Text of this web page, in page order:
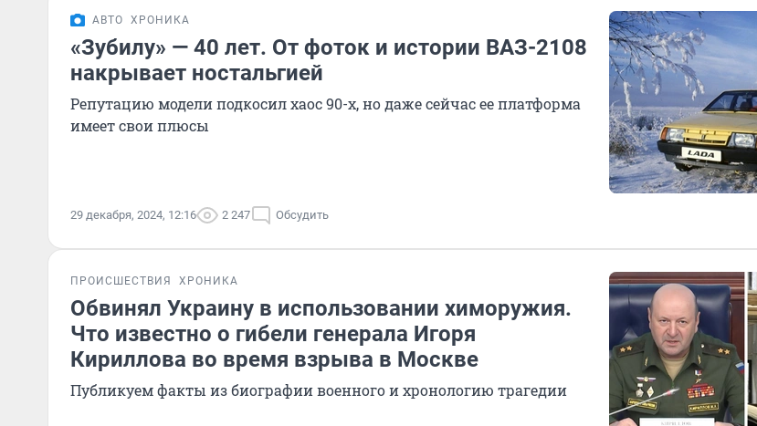
АВТО ХРОНИКА
«Зубилу» — 40 лет. От фоток и истории ВАЗ-2108
накрывает ностальгией
Репутацию модели подкосил хаос 90-х, но даже сейчас ее платформа
имеет свои плюсы
29 декабря, 2024, 12:16 2 247 Обсудить
ПРОИСШЕСТВИЯ ХРОНИКА
Обвинял Украину в использовании химоружия.
Что известно о гибели генерала Игоря
Кириллова во время взрыва в Москве
Публикуем факты из биографии военного и хронологию трагедии